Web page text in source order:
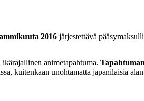
2016 järjestettävä
animetapahtuma.
kuitenkaan unohtamatta japanilaisia